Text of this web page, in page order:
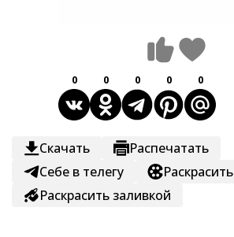
0 0 0 0 0
Скачать
Распечатать
Себе в телегу
Раскрасить
Раскрасить заливкой